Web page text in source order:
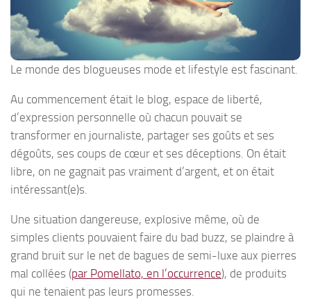
Le monde des blogueuses mode et lifestyle est fascinant.
Au commencement était le blog, espace de liberté,
d’expression personnelle où chacun pouvait se
transformer en journaliste, partager ses goûts et ses
dégoûts, ses coups de cœur et ses déceptions. On était
libre, on ne gagnait pas vraiment d’argent, et on était
intéressant(e)s.
Une situation dangereuse, explosive même, où de
simples clients pouvaient faire du bad buzz, se plaindre à
grand bruit sur le net de bagues de semi-luxe aux pierres
mal collées (par Pomellato, en l’occurrence), de produits
qui ne tenaient pas leurs promesses.